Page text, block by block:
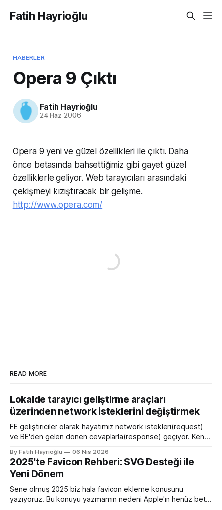
Fatih Hayrioğlu
HABERLER
Opera 9 Çıktı
Fatih Hayrioğlu
24 Haz 2006
Opera 9 yeni ve güzel özellikleri ile çıktı. Daha
önce betasında bahsettiğimiz gibi gayet güzel
özelliklerle geliyor. Web tarayıcıları arasındaki
çekişmeyi kızıştıracak bir gelişme.
http://www.opera.com/
READ MORE
Lokalde tarayıcı geliştirme araçları
üzerinden network isteklerini değiştirmek
FE geliştiriciler olarak hayatımız network istekleri(request)
ve BE'den gelen dönen cevaplarla(response) geçiyor. Kendi
olduğunda mock server kurmak veya çeşitli kütüphanelerle
bu işi yapıyordum. Mock işini tarayıcı üzerinden yapmaya
başlayalı çok rahatladım. Süper kolaylık sağlayan bir özellik.
Genel kullanım alanları * BE
By Fatih Hayrioğlu 06 Nis 2026
2025'te Favicon Rehberi: SVG Desteği ile
Yeni Dönem
Sene olmuş 2025 biz hala favicon ekleme konusunu
yazıyoruz. Bu konuyu yazmamın nedeni Apple'ın henüz beta